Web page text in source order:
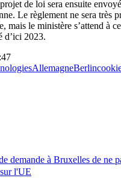
de loi sera ensuite
Le règlement ne sera très
mais le ministère s’attend à
d’ici 2023.
AllemagneBerlin
demande à Bruxelles de ne
l'UE